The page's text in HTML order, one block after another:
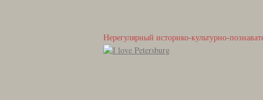
Нерегулярный историко-культурно-